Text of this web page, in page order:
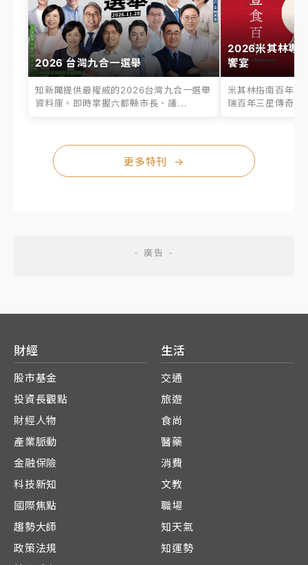
2026 台灣九合一選舉
知新聞提供最權威的2026台灣九合一選舉
資料庫。即時掌握六都縣市長、議...
2026米其林專
饗宴
米其林指南百年之
瑞百年三星傳奇、
更多特刊 →
財經
股市基金
投資長觀點
財經人物
產業脈動
金融保險
科技新知
國際焦點
趨勢大師
政策法規
生活
交通
旅遊
食尚
醫藥
消費
文教
職場
知天氣
知運勢